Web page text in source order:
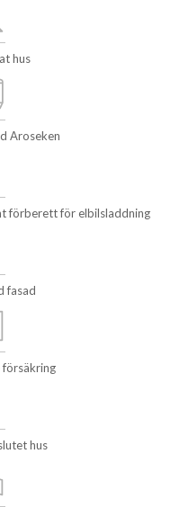
hus
Aroseken
förberett för elbilsladdning
fasad
försäkring
hus